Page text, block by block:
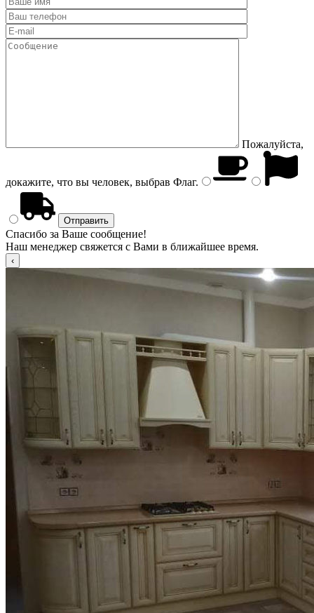
Пожалуйста,
докажите, что вы человек, выбрав Флаг.
Спасибо за Ваше сообщение!
Наш менеджер свяжется с Вами в ближайшее время.